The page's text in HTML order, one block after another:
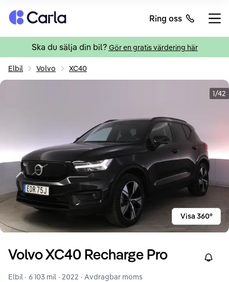
Tillbaka till startsidan Ring oss
Ska du sälja din bil? Gör en gratis värdering här
Elbil Volvo XC40
1/42
Visa 360°
VolvoXC40 Recharge Pro Right
Elbil · 6 103 mil · 2022 · Avdragbar moms